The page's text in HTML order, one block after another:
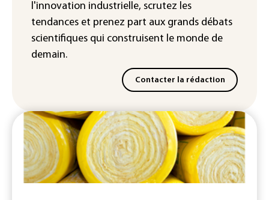
France
l'innovation industrielle, scrutez les
tendances et prenez part aux grands débats
scientifiques qui construisent le monde de
demain.
Contacter la rédaction